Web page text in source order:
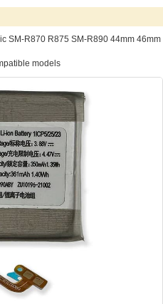
SM-R870 R875 SM-R890 44mm 46mm
models